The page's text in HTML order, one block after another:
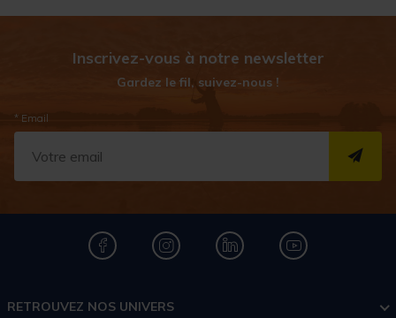
Inscrivez-vous à notre newsletter
Gardez le fil, suivez-nous !
* Email
RETROUVEZ NOS UNIVERS